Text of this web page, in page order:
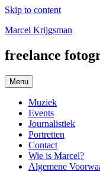
Skip to content
Marcel Krijgsman
freelance
Menu
Muziek
Events
Journalistiek
Portretten
Contact
Wie is Marcel?
Algemene